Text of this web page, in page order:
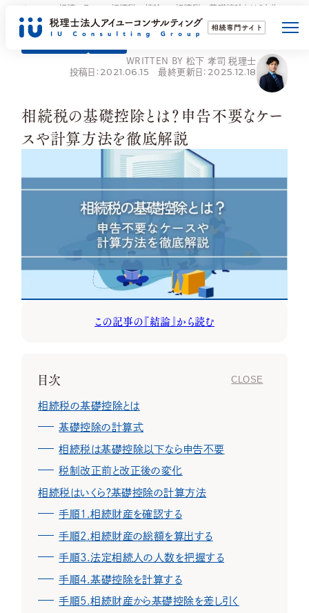
選ばれる理由
相続発生後
事務所について
プライバシーポリシー
特定個人情報等の適正な取扱いに関する基本方針
ホーム 相続コラム 相続税の控除
相続税の基礎控除とは？申告
不要なケースや計算方法を徹底解説
WRITTEN BY 松下 孝司 税理士
投稿日：2021.06.15 最終更新日：2025.12.18
相続税の基礎控除とは？申告不要なケー
スや計算方法を徹底解説
この記事の『結論』から読む
目次
相続税の基礎控除とは
基礎控除の計算式
相続税は基礎控除以下なら申告不要
税制改正前と改正後の変化
相続税はいくら？基礎控除の計算方法
手順1.相続財産を確認する
手順2.相続財産の総額を算出する
手順3.法定相続人の人数を把握する
手順4.基礎控除を計算する
手順5.相続財産から基礎控除を差し引く